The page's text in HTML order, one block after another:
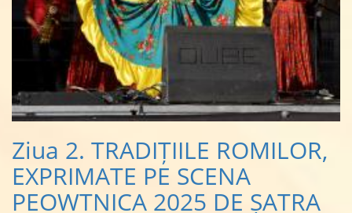
Ziua 2. TRADIȚIILE ROMILOR,
EXPRIMATE PE SCENA
PEOWTNICA 2025 DE ȘATRA